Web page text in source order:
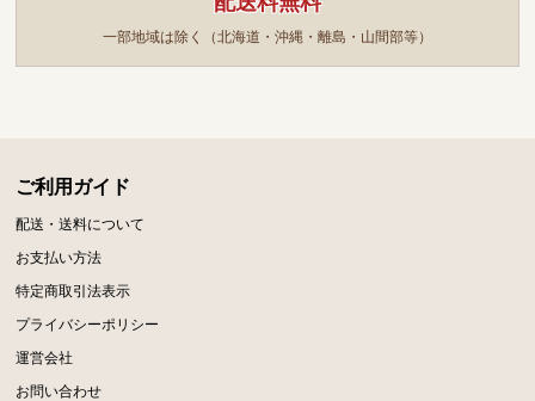
一部地域は除く（北海道・沖縄・離島・山間部等）
ご利用ガイド
配送・送料について
お支払い方法
特定商取引法表示
プライバシーポリシー
運営会社
お問い合わせ